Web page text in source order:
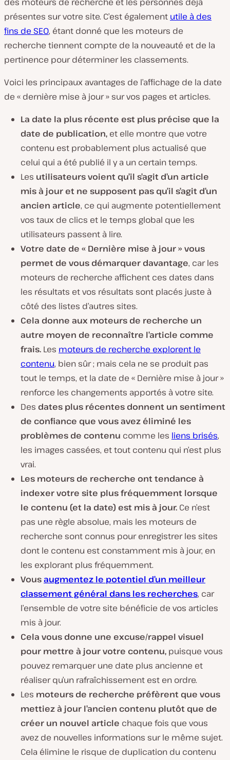
présentes sur votre site. C’est également utile à des
fins de SEO, étant donné que les moteurs de
recherche tiennent compte de la nouveauté et de la
pertinence pour déterminer les classements.
Voici les principaux avantages de l’affichage de la date
de « dernière mise à jour » sur vos pages et articles.
La date la plus récente est plus précise que la
date de publication, et elle montre que votre
contenu est probablement plus actualisé que
celui qui a été publié il y a un certain temps.
Les utilisateurs voient qu’il s’agit d’un article
mis à jour et ne supposent pas qu’il s’agit d’un
ancien article, ce qui augmente potentiellement
vos taux de clics et le temps global que les
utilisateurs passent à lire.
Votre date de « Dernière mise à jour » vous
permet de vous démarquer davantage, car les
moteurs de recherche affichent ces dates dans
les résultats et vos résultats sont placés juste à
côté des listes d’autres sites.
Cela donne aux moteurs de recherche un
autre moyen de reconnaître l’article comme
frais. Les moteurs de recherche explorent le
contenu, bien sûr ; mais cela ne se produit pas
tout le temps, et la date de « Dernière mise à jour »
renforce les changements apportés à votre site.
Des dates plus récentes donnent un sentiment
de confiance que vous avez éliminé les
problèmes de contenu comme les liens brisés,
les images cassées, et tout contenu qui n’est plus
vrai.
Les moteurs de recherche ont tendance à
indexer votre site plus fréquemment lorsque
le contenu (et la date) est mis à jour. Ce n’est
pas une règle absolue, mais les moteurs de
recherche sont connus pour enregistrer les sites
dont le contenu est constamment mis à jour, en
les explorant plus fréquemment.
Vousaugmentez le potentiel d’un meilleur
classement général dans les recherches, car
l’ensemble de votre site bénéficie de vos articles
mis à jour.
Cela vous donne une excuse/rappel visuel
pour mettre à jour votre contenu, puisque vous
pouvez remarquer une date plus ancienne et
réaliser qu’un rafraîchissement est en ordre.
Les moteurs de recherche préfèrent que vous
mettiez à jour l’ancien contenu plutôt que de
créer un nouvel article chaque fois que vous
avez de nouvelles informations sur le même sujet.
Cela élimine le risque de duplication du contenu